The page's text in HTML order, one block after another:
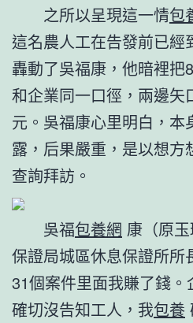
之所以呈現這一情包
這名農人工在告發前已經
轟動了吳福康，他暗裡把
和企業同一口徑，兩邊矢
元。吳福康心里明白，本
露，后果嚴重，是以想方
查詢拜訪。
吳福包養網 康（原
保證局城區休息保證所所
31個案件里面我賺了錢
確切沒告知工人，我包養